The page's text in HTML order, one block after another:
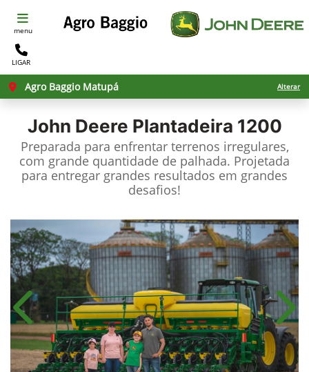
menu
LIGAR
Agro Baggio Matupá Alterar
John Deere Plantadeira 1200
Preparada para enfrentar terrenos irregulares,
com grande quantidade de palhada. Projetada
para entregar grandes resultados em grandes
desafios!​
Anterior